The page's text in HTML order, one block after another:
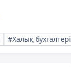
#Халық бухгалтері